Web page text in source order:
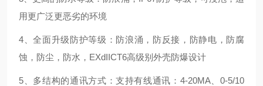
用更广泛更恶劣的环境
4、全面升级防护等级：防浪涌，防反接，防静电，防腐
蚀，防尘，防水，EXdIICT6高级别外壳防爆设计
5、多结构的通讯方式：支持有线通讯：4-20MA、0-5/10